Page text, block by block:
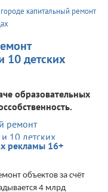
капитальный ремонт
10 детских
образовательных
рекламы 16+
объектов за счёт
4 млрд